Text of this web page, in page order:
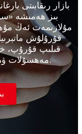
بازار رىقابىتى
بىز ھەمىشە
مۇلازىمەت ئەڭ
قۇرۇلۇش
قىلىپ قۇرۇپ،
مەھسۇلات ۋە مۇلازىمەت بىلەن تەمىنلەيمىز.